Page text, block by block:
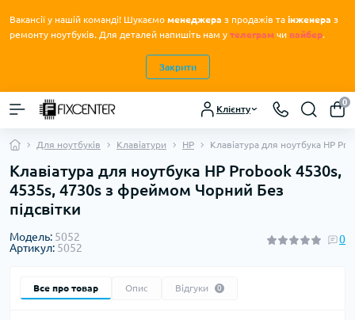
Вакансії у нашій команді! Шукаємо менеджера з продажів та інженера з
ремонту ноутбуків. Для деталей напишіть нам у телеграм чи вайбер.
Закрити
Клієнту
0
Для ноутбуків Клавіатури HP Клавіатура для ноутбука HP
Клавіатура для ноутбука HP Probook 4530s,
4535s, 4730s з фреймом Чорний Без
підсвітки
Модель: 5052
Артикул: 5052
0
Все про товар Опис Відгуки 0